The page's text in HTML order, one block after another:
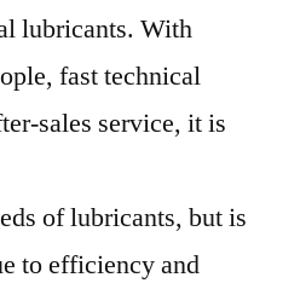
lubricants. With
fast technical
sales service, it is
of lubricants, but is
to efficiency and